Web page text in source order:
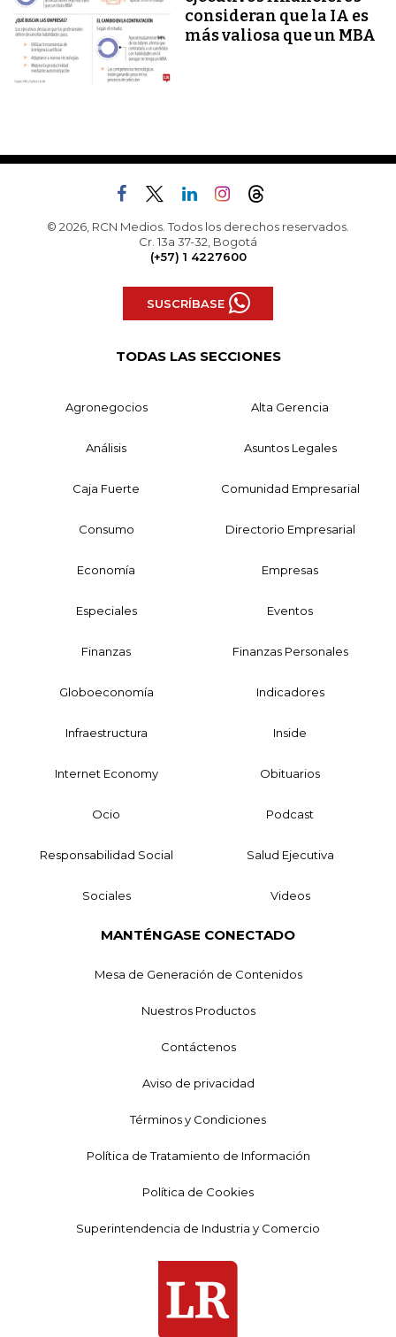
consideran que la IA es
más valiosa que un MBA
© 2026, RCN Medios. Todos los derechos reservados.
Cr. 13a 37-32, Bogotá
(+57) 1 4227600
SUSCRÍBASE
TODAS LAS SECCIONES
Agronegocios Alta Gerencia
Análisis Asuntos Legales
Caja Fuerte Comunidad Empresarial
Consumo Directorio Empresarial
Economía Empresas
Especiales Eventos
Finanzas Finanzas Personales
Globoeconomía Indicadores
Infraestructura Inside
Internet Economy Obituarios
Ocio Podcast
Responsabilidad Social Salud Ejecutiva
Sociales Videos
MANTÉNGASE CONECTADO
Mesa de Generación de Contenidos
Nuestros Productos
Contáctenos
Aviso de privacidad
Términos y Condiciones
Política de Tratamiento de Información
Política de Cookies
Superintendencia de Industria y Comercio